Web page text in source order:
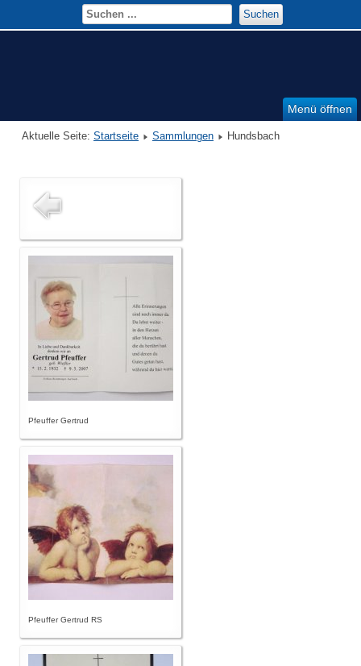
Menü öffnen
Suchen
Aktuelle Seite: Startseite Sammlungen Hundsbach
Pfeuffer Gertrud
Pfeuffer Gertrud RS